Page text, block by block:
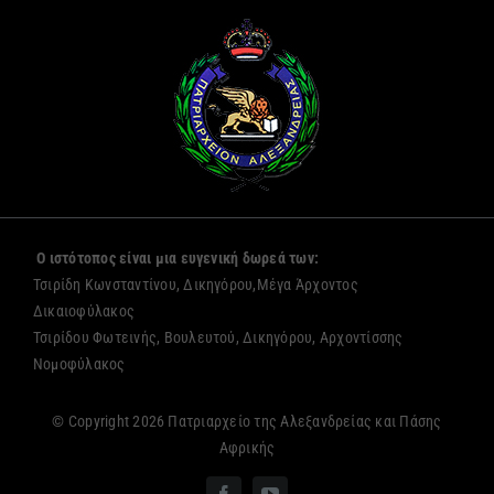
Ο ιστότοπος είναι μια ευγενική δωρεά των:
Τσιρίδη Κωνσταντίνου, Δικηγόρου,Μέγα Άρχοντος
Δικαιοφύλακος
Τσιρίδου Φωτεινής, Βουλευτού, Δικηγόρου, Αρχοντίσσης
Νομοφύλακος
© Copyright 2026 Πατριαρχείο της Αλεξανδρείας και Πάσης
Αφρικής